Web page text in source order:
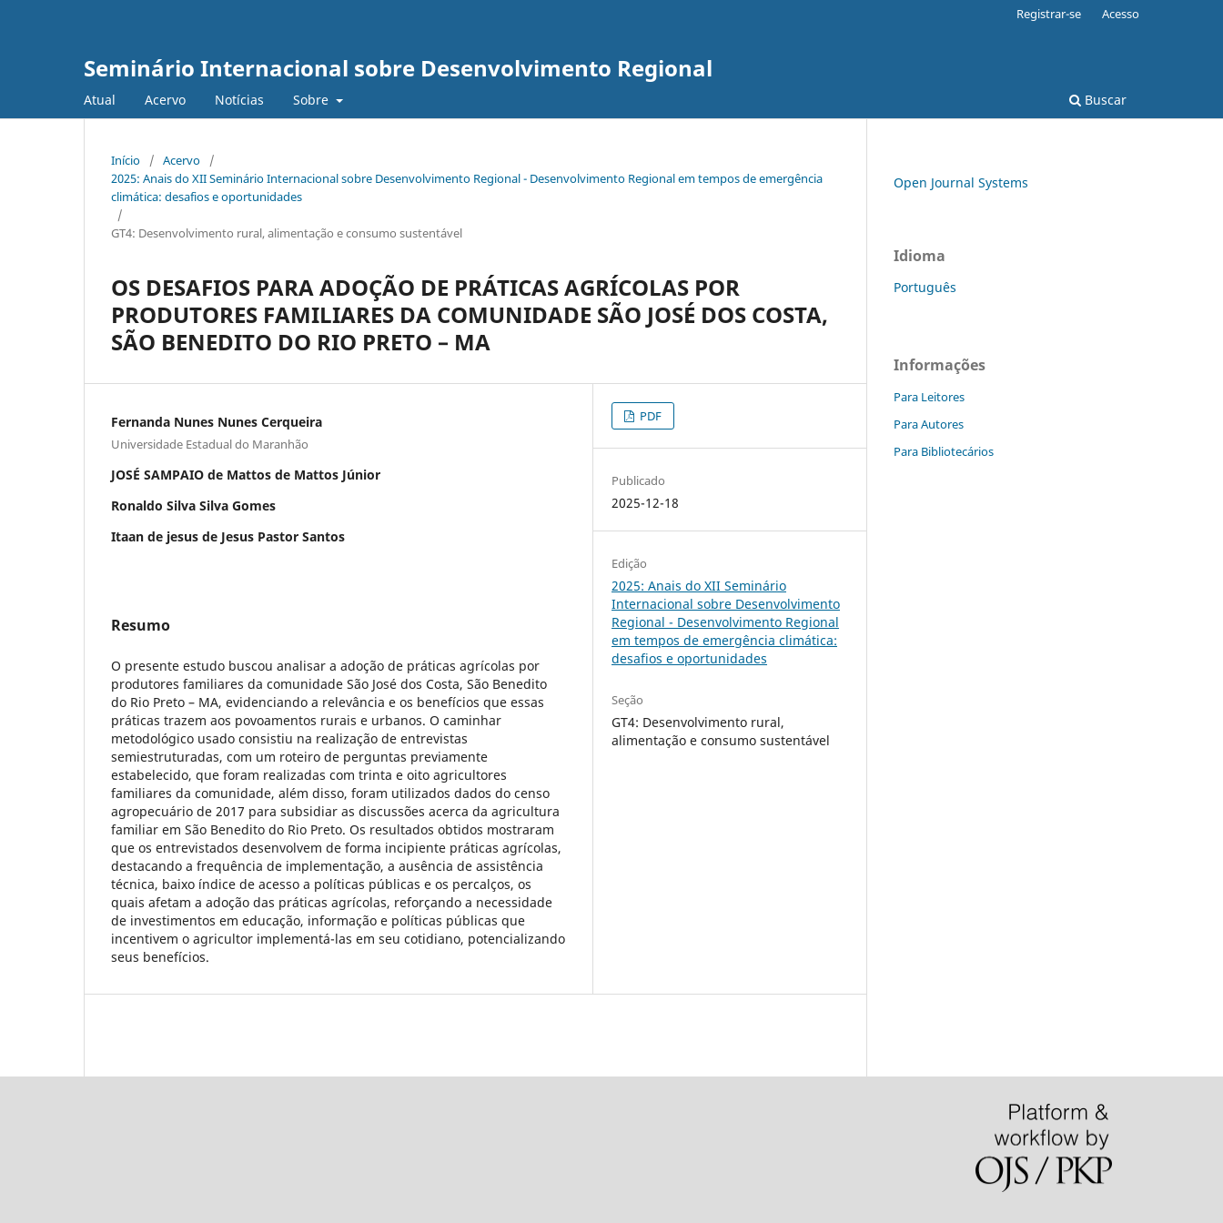
Seminário Internacional sobre Desenvolvimento Regional
Atual Acervo Notícias Sobre Buscar
Registrar-se Acesso
Início / Acervo
/
2025: Anais do XII Seminário Internacional sobre Desenvolvimento Regional - Desenvolvimento Regional em tempos de emergência
climática: desafios e oportunidades
/
GT4: Desenvolvimento rural, alimentação e consumo sustentável
OS DESAFIOS PARA ADOÇÃO DE PRÁTICAS AGRÍCOLAS POR
PRODUTORES FAMILIARES DA COMUNIDADE SÃO JOSÉ DOS COSTA,
SÃO BENEDITO DO RIO PRETO – MA
Fernanda Nunes Nunes Cerqueira
Universidade Estadual do Maranhão
JOSÉ SAMPAIO de Mattos de Mattos Júnior
Ronaldo Silva Silva Gomes
Itaan de jesus de Jesus Pastor Santos
Resumo
O presente estudo buscou analisar a adoção de práticas agrícolas por
produtores familiares da comunidade São José dos Costa, São Benedito
do Rio Preto – MA, evidenciando a relevância e os benefícios que essas
práticas trazem aos povoamentos rurais e urbanos. O caminhar
metodológico usado consistiu na realização de entrevistas
semiestruturadas, com um roteiro de perguntas previamente
estabelecido, que foram realizadas com trinta e oito agricultores
familiares da comunidade, além disso, foram utilizados dados do censo
agropecuário de 2017 para subsidiar as discussões acerca da agricultura
familiar em São Benedito do Rio Preto. Os resultados obtidos mostraram
que os entrevistados desenvolvem de forma incipiente práticas agrícolas,
destacando a frequência de implementação, a ausência de assistência
técnica, baixo índice de acesso a políticas públicas e os percalços, os
quais afetam a adoção das práticas agrícolas, reforçando a necessidade
de investimentos em educação, informação e políticas públicas que
incentivem o agricultor implementá-las em seu cotidiano, potencializando
seus benefícios.
PDF
Publicado
2025-12-18
Edição
2025: Anais do XII Seminário
Internacional sobre Desenvolvimento
Regional - Desenvolvimento Regional
em tempos de emergência climática:
desafios e oportunidades
Seção
GT4: Desenvolvimento rural,
alimentação e consumo sustentável
Open Journal Systems
Idioma
Português
Informações
Para Leitores
Para Autores
Para Bibliotecários